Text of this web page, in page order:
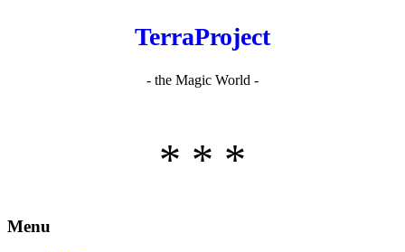
TerraProject
- the Magic World -
* * *
Menu